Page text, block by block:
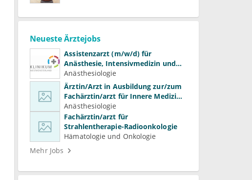
Neueste Ärztejobs
Assistenzarzt (m/w/d) für
Anästhesie, Intensivmedizin und
Schmerztherapie
Anästhesiologie
Ärztin/Arzt in Ausbildung zur/zum
Fachärztin/arzt für Innere Medizin
(Kardiologie, Nephrologie,
Intensivmedizin)
Anästhesiologie
Fachärztin/arzt für
Strahlentherapie-Radioonkologie
Hämatologie und Onkologie
Mehr Jobs